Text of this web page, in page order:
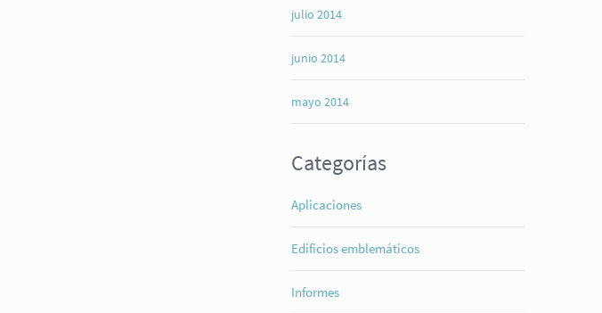
julio 2014
junio 2014
mayo 2014
Categorías
Aplicaciones
Edificios emblemáticos
Informes